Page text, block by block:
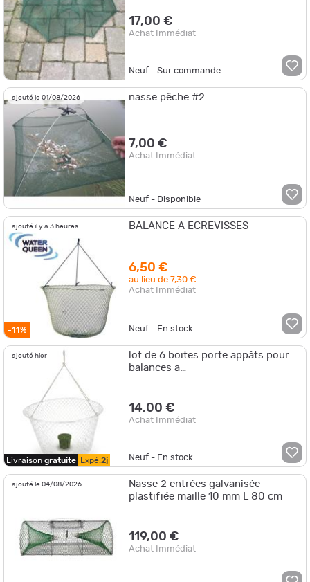
17,00 €
Achat Immédiat
Neuf - Sur commande
ajouté le 01/08/2026 nasse pêche #2
7,00 €
Achat Immédiat
Neuf - Disponible
ajouté il y a 3 heures
-11%
BALANCE A ECREVISSES
6,50 €
au lieu de7,30 €
Achat Immédiat
Neuf - En stock
ajouté hier
Livraison gratuite Expé. 2j
lot de 6 boites porte appâts pour
balances a
14,00 €
Achat Immédiat
Neuf - En stock
ajouté le 04/08/2026
Nasse 2 entrées galvanisée
plastifiée maille 10 mm L 80 cm
119,00 €
Achat Immédiat